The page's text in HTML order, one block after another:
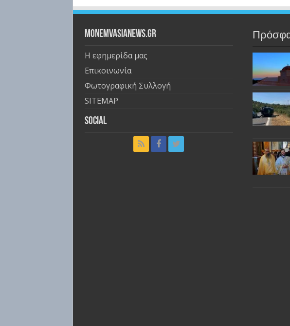
Monemvasianews.gr
Η εφημερίδα μας
Επικοινωνία
Φωτογραφική Συλλογή
SITEMAP
Social